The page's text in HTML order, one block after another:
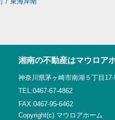
湘南の不動産はマウロア
神奈川県茅ヶ崎市南湖５丁目17-
TEL:0467-67-4862
FAX:0467-95-6462
Copyright(c) マウロアホーム